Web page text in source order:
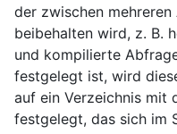
der zwischen
beibehalten wird, z. B.
und kompilierte
festgelegt ist, wird
auf ein Verzeichnis mit
festgelegt, das sich im